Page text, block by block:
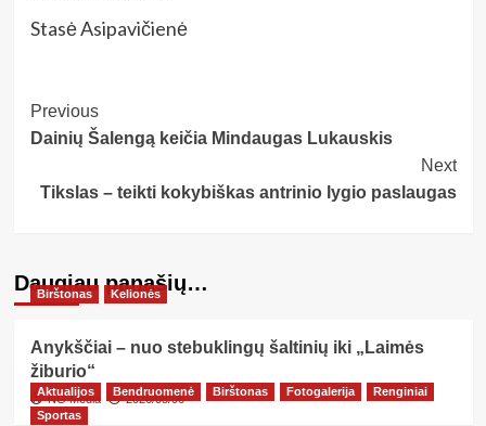
Stasė Asipavičienė
Post
Navigation
Previous
Dainių Šalengą keičia Mindaugas Lukauskis
Next
Tikslas – teikti kokybiškas antrinio lygio paslaugas
Daugiau panašių…
Birštonas Kelionės
Anykščiai – nuo stebuklingų šaltinių iki „Laimės
žiburio“
NG Media 2026/08/06
Aktualijos Bendruomenė Birštonas Fotogalerija
Renginiai
Sportas